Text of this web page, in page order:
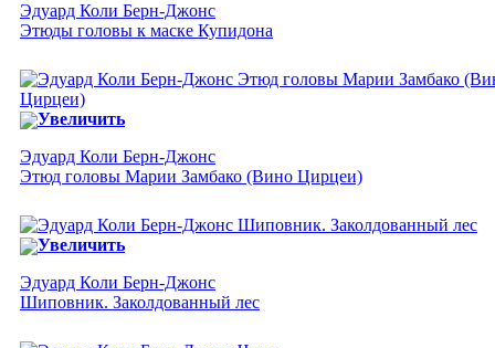
Эдуард Коли Берн-Джонс
Этюды головы к маске Купидона
Увеличить
Эдуард Коли Берн-Джонс
Этюд головы Марии Замбако (Вино Цирцеи)
Увеличить
Эдуард Коли Берн-Джонс
Шиповник. Заколдованный лес